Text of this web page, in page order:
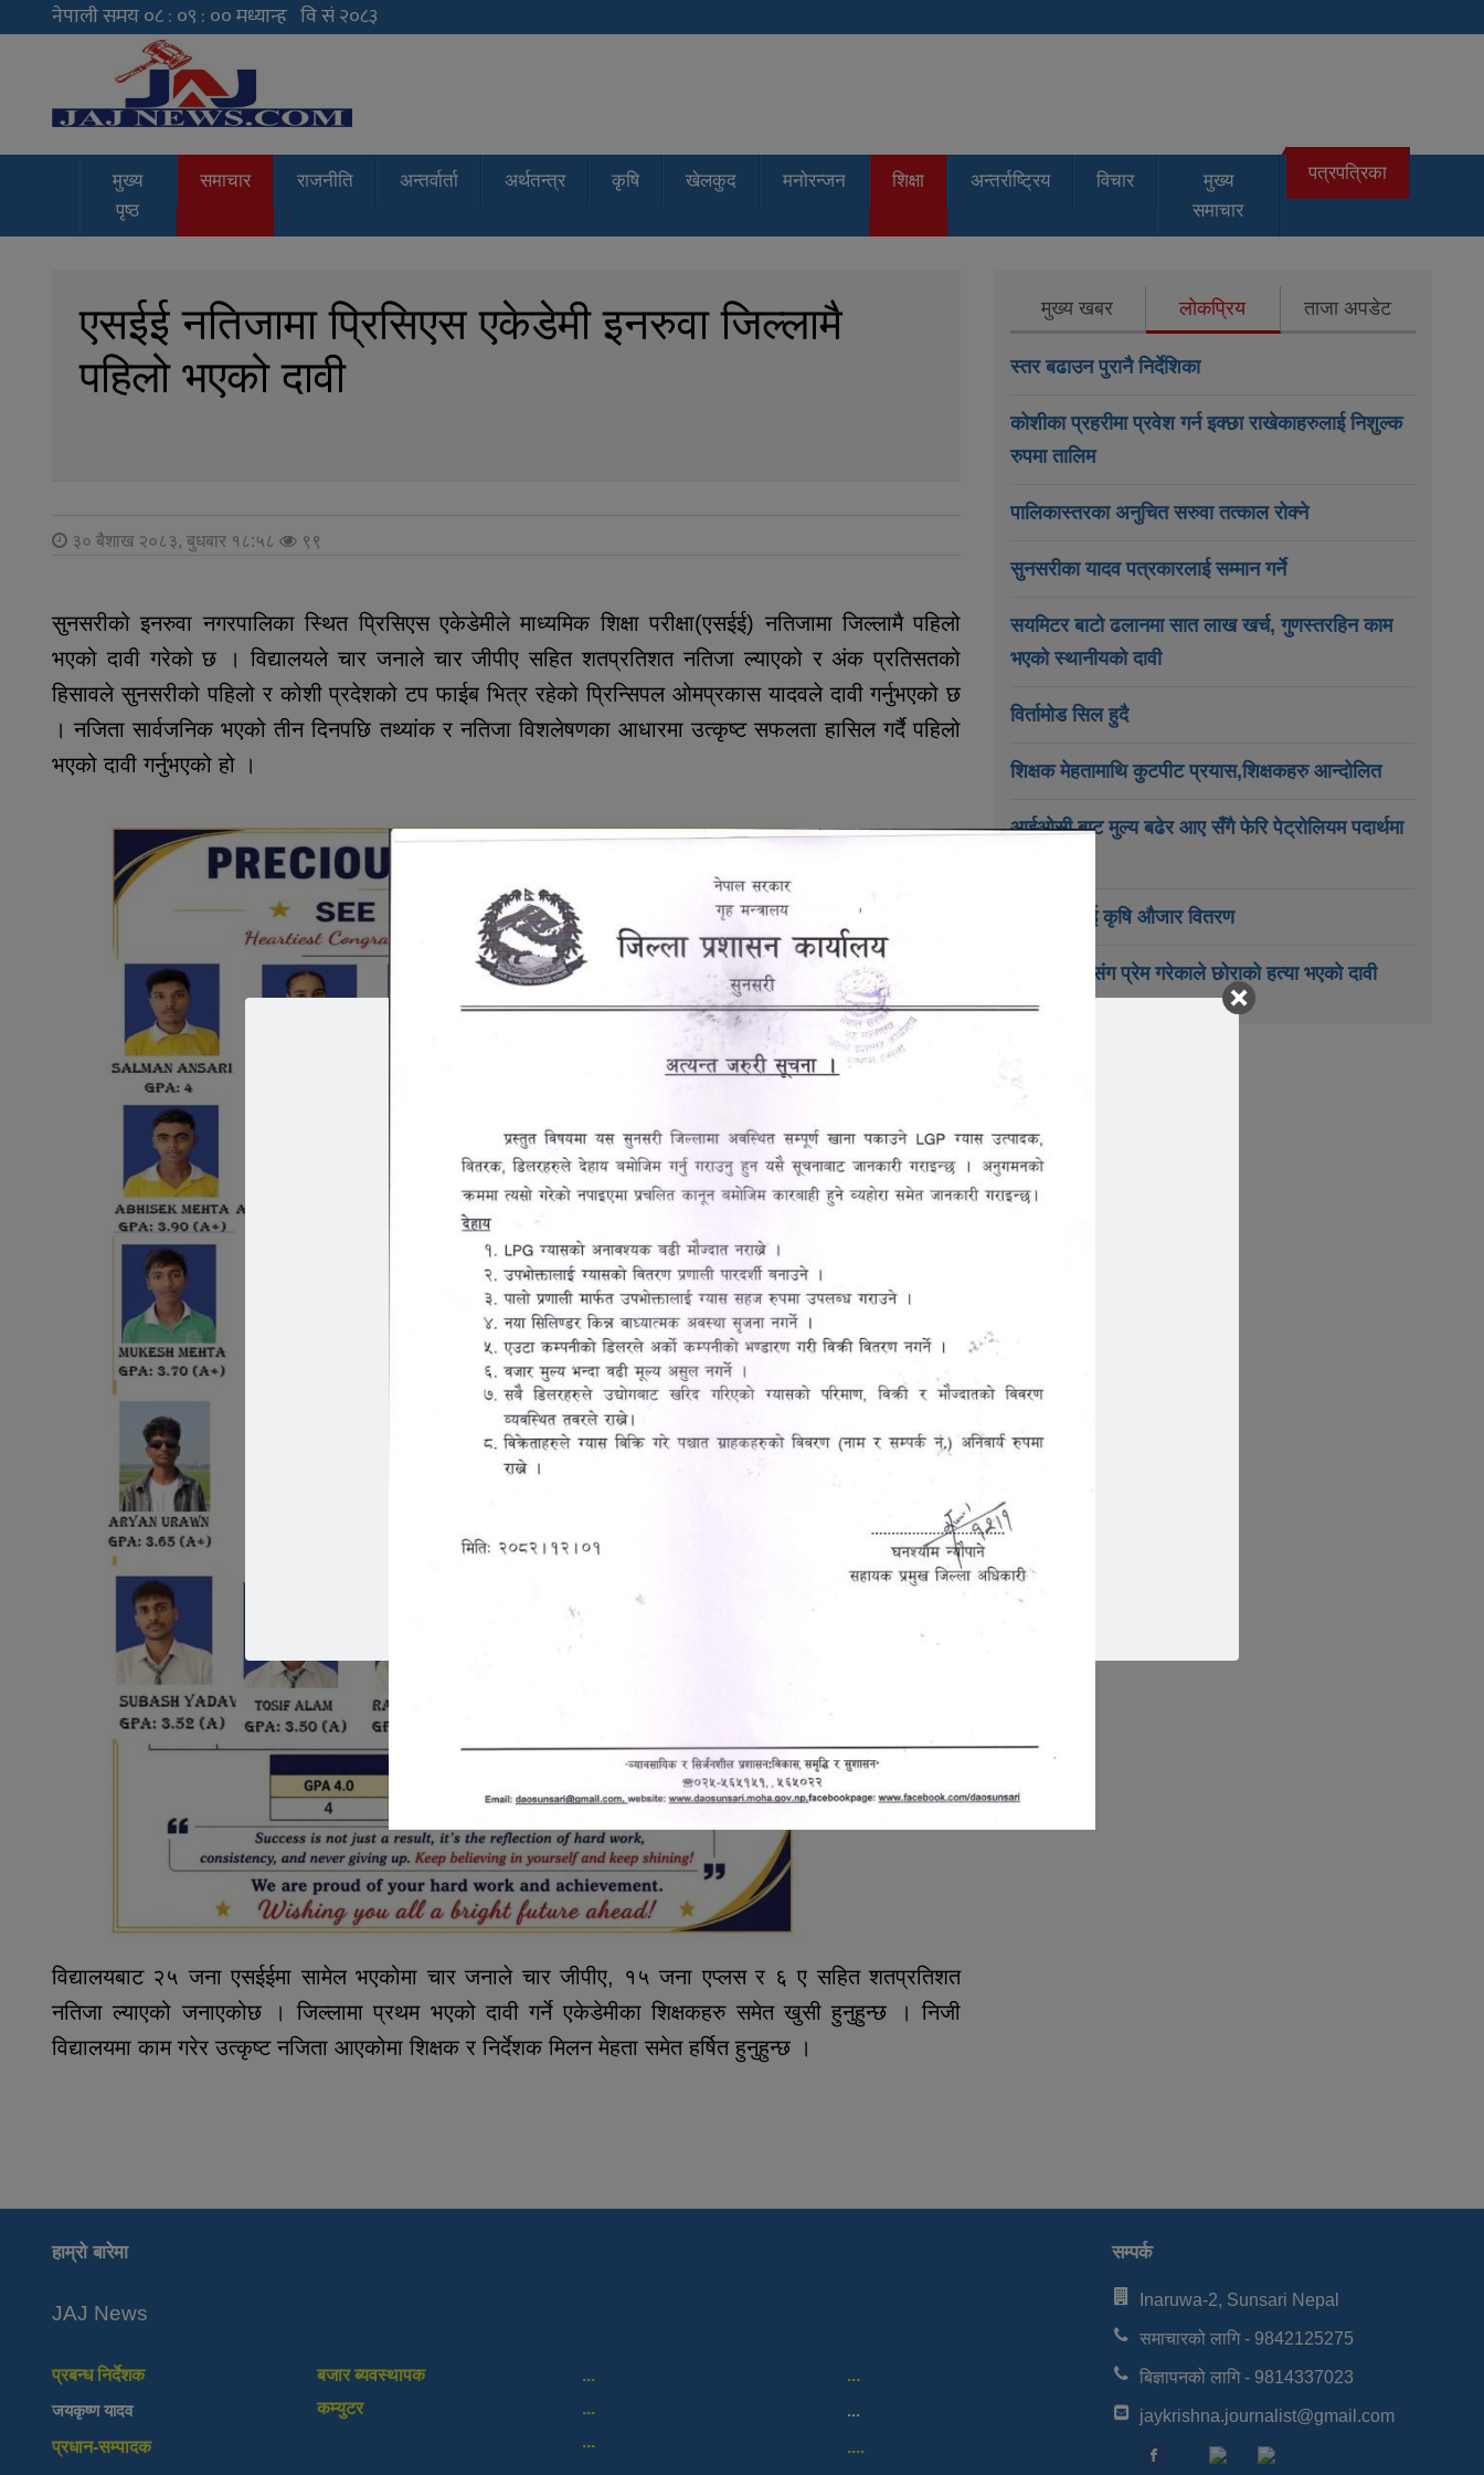
मुख्य
पृष्ठ
समाचार राजनीति अन्तर्वार्ता अर्थतन्त्र कृषि खेलकुद मनोरन्जन शिक्षा अन्तर्राष्ट्रिय विचार
मुख्य
समाचार
पत्रपत्रिका
एसईई नतिजामा प्रिसिएस एकेडेमी इनरुवा जिल्लामै
पहिलो भएको दावी
३० बैशाख २०८३, बुधबार १८:५८ ९९
सुनसरीको इनरुवा नगरपालिका स्थित प्रिसिएस एकेडेमीले माध्यमिक शिक्षा परीक्षा(एसईई) नतिजामा जिल्लामै पहिलो
भएको दावी गरेको छ । विद्यालयले चार जनाले चार जीपीए सहित शतप्रतिशत नतिजा ल्याएको र अंक प्रतिसतको
हिसावले सुनसरीको पहिलो र कोशी प्रदेशको टप फाईब भित्र रहेको प्रिन्सिपल ओमप्रकास यादवले दावी गर्नुभएको छ
। नजिता सार्वजनिक भएको तीन दिनपछि तथ्यांक र नतिजा विशलेषणका आधारमा उत्कृष्ट सफलता हासिल गर्दै पहिलो
भएको दावी गर्नुभएको हो ।
विद्यालयबाट २५ जना एसईईमा सामेल भएकोमा चार जनाले चार जीपीए, १५ जना एप्लस र ६ ए सहित शतप्रतिशत
नतिजा ल्याएको जनाएकोछ । जिल्लामा प्रथम भएको दावी गर्ने एकेडेमीका शिक्षकहरु समेत खुसी हुनुहुन्छ । निजी
विद्यालयमा काम गरेर उत्कृष्ट नजिता आएकोमा शिक्षक र निर्देशक मिलन मेहता समेत हर्षित हुनुहुन्छ ।
मुख्य खबर लोकप्रिय ताजा अपडेट
स्तर बढाउन पुरानै निर्देशिका
कोशीका प्रहरीमा प्रवेश गर्न इक्छा राखेकाहरुलाई निशुल्क
रुपमा तालिम
पालिकास्तरका अनुचित सरुवा तत्काल रोक्ने
सुनसरीका यादव पत्रकारलाई सम्मान गर्ने
सयमिटर बाटो ढलानमा सात लाख खर्च, गुणस्तरहिन काम
भएको स्थानीयको दावी
विर्तामोड सिल हुदै
शिक्षक मेहतामाथि कुटपीट प्रयास,शिक्षकहरु आन्दोलित
आईओसी बाट मुल्य बढेर आए सँगै फेरि पेट्रोलियम पदार्थमा
कृषकहरुलाई कृषि औजार वितरण
छिमेकी केटीसंग प्रेम गरेकाले छोराको हत्या भएको दावी
हाम्रो बारेमा
JAJ News
प्रबन्ध निर्देशक
जयकृष्ण यादव
प्रधान-सम्पादक
बजार ब्यवस्थापक
कम्युटर
...
...
...
...
...
....
सम्पर्क
Inaruwa-2, Sunsari Nepal
समाचारको लागि - 9842125275
बिज्ञापनको लागि - 9814337023
jaykrishna.journalist@gmail.com